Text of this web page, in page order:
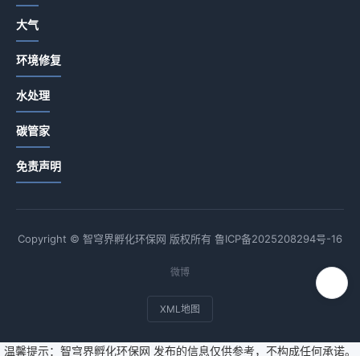
大气
环境修复
水处理
碳管家
免责声明
Copyright © 智穹界孵化环保网 版权所有 鲁ICP备2025208294号-16
微博
XML地图
温馨提示：智穹界孵化环保网 发布的信息仅供参考，不构成任何承诺。